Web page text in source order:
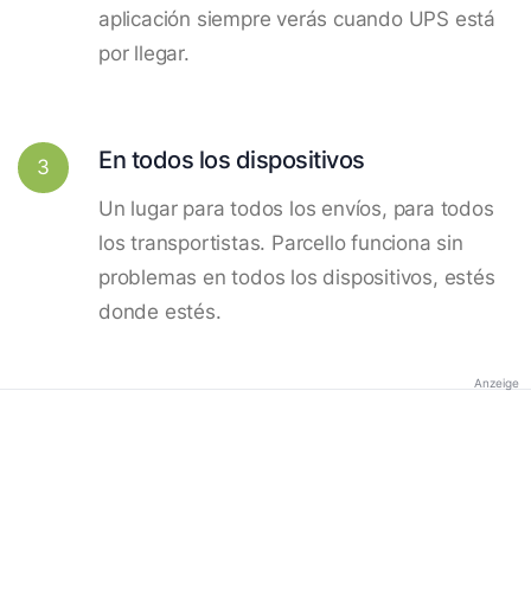
aplicación siempre verás cuando UPS está
por llegar.
3 En todos los dispositivos
Un lugar para todos los envíos, para todos
los transportistas. Parcello funciona sin
problemas en todos los dispositivos, estés
donde estés.
Anzeige